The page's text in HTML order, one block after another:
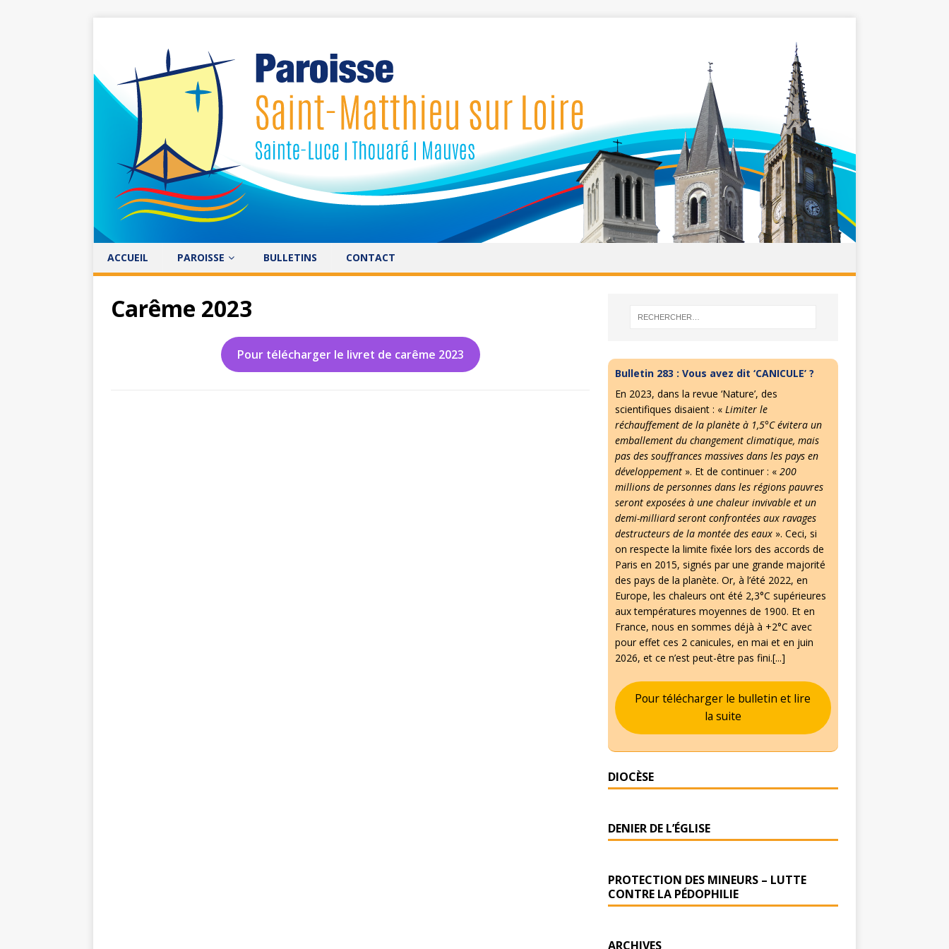
ACCUEIL PAROISSE BULLETINS CONTACT
Carême 2023
Pour télécharger le livret de carême 2023
Bulletin 283 : Vous avez dit ‘CANICULE’ ?
En 2023, dans la revue ‘Nature’, des
scientifiques disaient : « Limiter le
réchauffement de la planète à 1,5°C évitera un
emballement du changement climatique, mais
pas des souffrances massives dans les pays en
développement». Et de continuer : « 200
millions de personnes dans les régions pauvres
seront exposées à une chaleur invivable et un
demi-milliard seront confrontées aux ravages
destructeurs de la montée des eaux». Ceci, si
on respecte la limite fixée lors des accords de
Paris en 2015, signés par une grande majorité
des pays de la planète. Or, à l’été 2022, en
Europe, les chaleurs ont été 2,3°C supérieures
aux températures moyennes de 1900. Et en
France, nous en sommes déjà à +2°C avec
pour effet ces 2 canicules, en mai et en juin
2026, et ce n’est peut-être pas fini.[...]
Pour télécharger le bulletin et lire
la suite
DIOCÈSE
DENIER DE L’ÉGLISE
PROTECTION DES MINEURS – LUTTE
CONTRE LA PÉDOPHILIE
ARCHIVES